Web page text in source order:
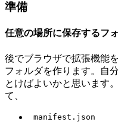
準備
任意の場所に保存するフ
後でブラウザで拡張機能
フォルダを作ります。自
とけばよいかと思います。
て、
manifest.json